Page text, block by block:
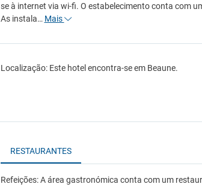
se à internet via wi-fi. O estabelecimento conta com
As instala… Mais
Localização: Este hotel encontra-se em Beaune.
RESTAURANTES
Refeições: A área gastronómica conta com um